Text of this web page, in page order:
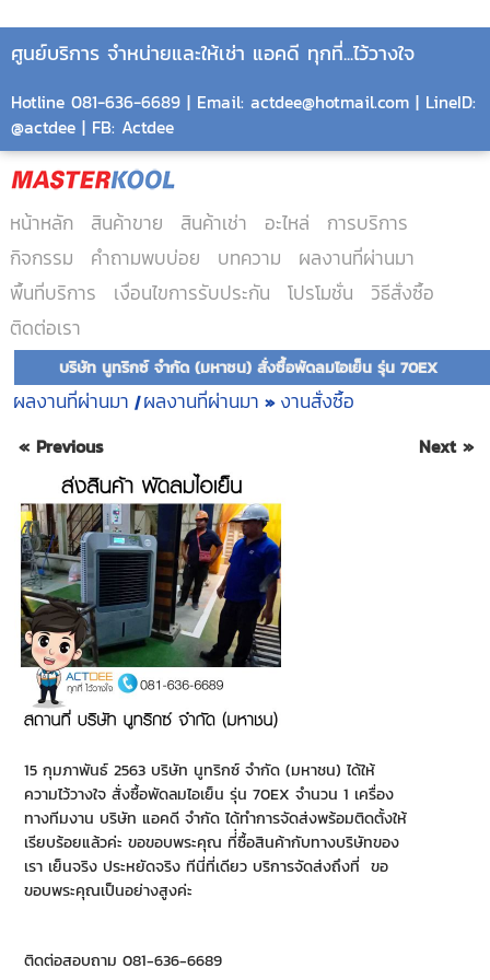
ศูนย์บริการ จำหน่ายและให้เช่า แอคดี ทุกที่...ไว้วางใจ
Hotline 081-636-6689 | Email: actdee@hotmail.com | LineID:
@actdee | FB: Actdee
หน้าหลัก สินค้าขาย สินค้าเช่า อะไหล่
การบริการ
กิจกรรม
คำถามพบบ่อย บทความ
ผลงานที่ผ่านมา
พื้นที่บริการ
เงื่อนไขการรับประกัน โปรโมชั่น
วิธีสั่งซื้อ
ติดต่อเรา
บริษัท นูทริกซ์ จำกัด (มหาชน) สั่งซื้อพัดลมไอเย็น รุ่น 70EX
ผลงานที่ผ่านมา | ผลงานที่ผ่านมา » งานสั่งซื้อ
« Previous Next »
15 กุมภาพันธ์ 2563 บริษัท นูทริกซ์ จำกัด (มหาชน) ได้ให้
ความไว้วางใจ สั่งซื้อพัดลมไอเย็น รุ่น 70EX จำนวน 1 เครื่อง
ทางทีมงาน บริษัท แอคดี จำกัด ได้ทำการจัดส่งพร้อมติดตั้งให้
เรียบร้อยแล้วค่ะ ขอขอบพระคุณ ที่่ซื้อสินค้ากับทางบริษัทของ
เรา เย็นจริง ประหยัดจริง ทีนี่ที่เดียว บริการจัดส่งถึงที่ ขอ
ขอบพระคุณเป็นอย่างสูงค่ะ
ติดต่อสอบถาม 081-636-6689